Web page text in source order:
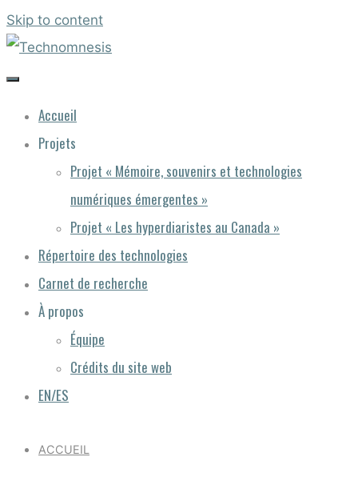
Skip to content
Accueil
Projets
Projet « Mémoire, souvenirs et technologies
numériques émergentes »
Projet « Les hyperdiaristes au Canada »
Répertoire des technologies
Carnet de recherche
À propos
Équipe
Crédits du site web
EN/ES
ACCUEIL